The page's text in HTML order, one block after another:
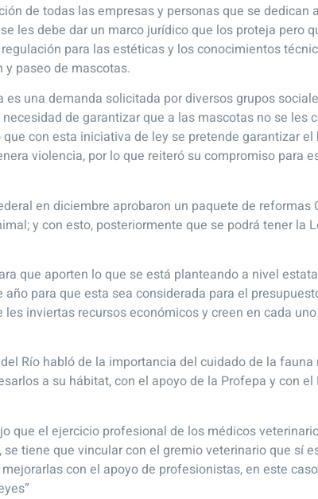
de todas las empresas y personas que se
les debe dar un marco jurídico que los proteja pero
para las estéticas y los conocimientos
paseo de mascotas.
una demanda solicitada por diversos grupos
de garantizar que a las mascotas no se les
con esta iniciativa de ley se pretende garantizar
violencia, por lo que reiteró su compromiso para
en diciembre aprobaron un paquete de
y con esto, posteriormente que se podrá tener la
que aporten lo que se está planteando a nivel
para que esta sea considerada para el
inviertas recursos económicos y creen en cada
Río habló de la importancia del cuidado de la
a su hábitat, con el apoyo de la Profepa y con
que el ejercicio profesional de los médicos
tiene que vincular con el gremio veterinario que sí
con el apoyo de profesionistas, en este